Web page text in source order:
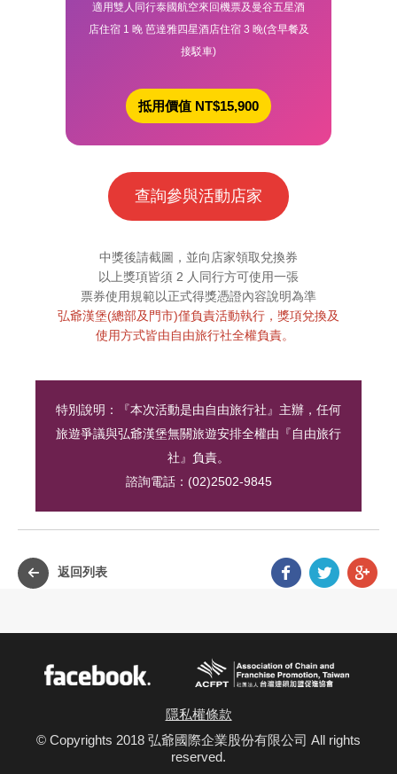
適用雙人同行泰國航空來回機票及曼谷五星酒
店住宿 1 晚 芭達雅四星酒店住宿 3 晚(含早餐及
接駁車)
抵用價值 NT$15,900
查詢參與活動店家
中獎後請截圖，並向店家領取兌換券
以上獎項皆須 2 人同行方可使用一張
票券使用規範以正式得獎憑證內容說明為準
弘爺漢堡(總部及門市)僅負責活動執行，獎項兌換及
使用方式皆由自由旅行社全權負責。
特別說明：『本次活動是由自由旅行社』主辦，任何
旅遊爭議與弘爺漢堡無關旅遊安排全權由『自由旅行
社』負責。
諮詢電話：(02)2502-9845
返回列表
Facebook
隱私權條款
© Copyrights 2018 弘爺國際企業股份有限公司 All rights
reserved.